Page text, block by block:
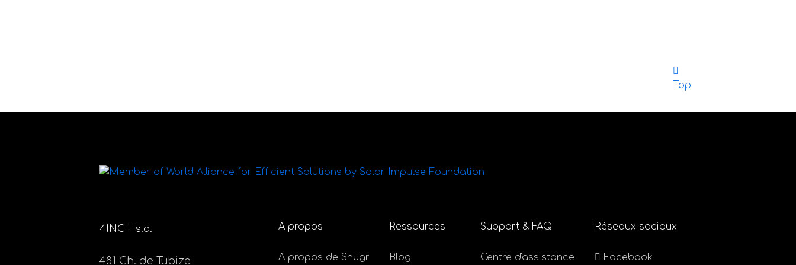
Top
4INCH s.a.
481 Ch. de Tubize
A propos
A propos de Snugr
Ressources
Blog
Support & FAQ
Centre d'assistance
Réseaux sociaux
Facebook